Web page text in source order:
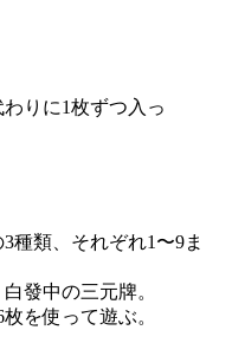
りに1枚ずつ入っ
種類、それぞれ1〜9ま
發中の三元牌。
を使って遊ぶ。